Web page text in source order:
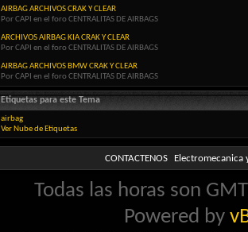
AIRBAG ARCHIVOS CRAK Y CLEAR
Por CAPI en el foro CENTRALITAS DE AIRBAGS
ARCHIVOS AIRBAG KIA CRAK Y CLEAR
Por CAPI en el foro CENTRALITAS DE AIRBAGS
AIRBAG ARCHIVOS BMW CRAK Y CLEAR
Por CAPI en el foro CENTRALITAS DE AIRBAGS
Etiquetas para este Tema
airbag
Ver Nube de Etiquetas
CONTACTENOS Electromecanica
Todas las horas son
Powered by